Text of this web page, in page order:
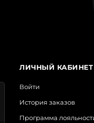
ЛИЧНЫЙ КАБИНЕТ
Войти
История заказов
Программа